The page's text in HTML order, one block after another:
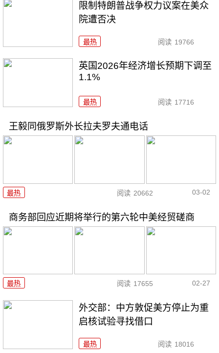
限制特朗普战争权力议案在美众
院遭否决
最热 阅读 19766
英国2026年经济增长预期下调至
1.1%
最热 阅读 17716
王毅同俄罗斯外长拉夫罗夫通电话
最热 阅读 20662 03-02
商务部回应近期将举行的第六轮中美经贸磋商
最热 阅读 17655 02-27
外交部：中方敦促美方停止为重
启核试验寻找借口
最热 阅读 18016